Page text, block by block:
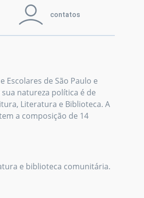
contatos
de São Paulo e
natureza política é de
Literatura e Biblioteca. A
a composição de 14
e biblioteca comunitária.